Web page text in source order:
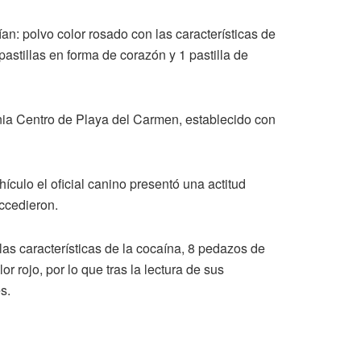
polvo color rosado con las características de
en forma de corazón y 1 pastilla de
Centro de Playa del Carmen, establecido con
el oficial canino presentó una actitud
características de la cocaína, 8 pedazos de
rojo, por lo que tras la lectura de sus